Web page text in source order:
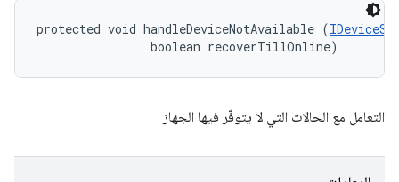
protected void handleDeviceNotAvailable (
                boolean recoverTillOnline)
التعامل مع الحالات التي لا يتوفّر فيها الجهاز